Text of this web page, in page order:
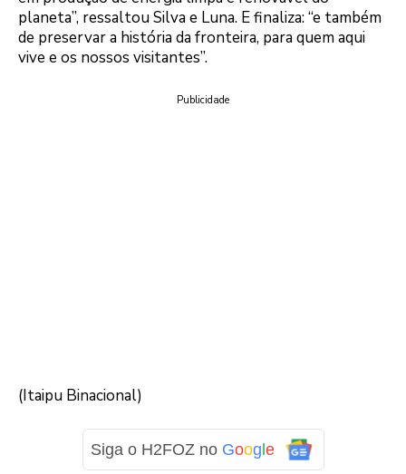
planeta”, ressaltou Silva e Luna. E finaliza: “e também
de preservar a história da fronteira, para quem aqui
vive e os nossos visitantes”.
Publicidade
(Itaipu Binacional)
Siga o H2FOZ no Goog e